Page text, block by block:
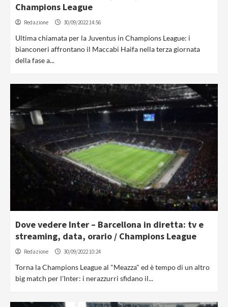
Champions League
Redazione 30/09/2022 14:56
Ultima chiamata per la Juventus in Champions League: i
bianconeri affrontano il Maccabi Haifa nella terza giornata
della fase a...
Dove vedere Inter – Barcellona in diretta: tv e
streaming, data, orario / Champions League
Redazione 30/09/2022 10:24
Torna la Champions League al "Meazza" ed è tempo di un altro
big match per l'Inter: i nerazzurri sfidano il...